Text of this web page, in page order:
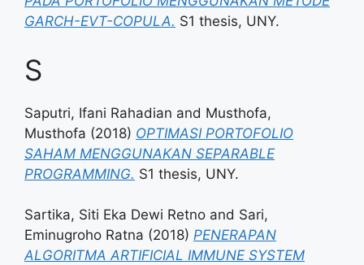
GARCH-EVT-COPULA. S1 thesis, UNY.
S
Saputri, Ifani Rahadian and Musthofa,
Musthofa (2018) OPTIMASI PORTOFOLIO
SAHAM MENGGUNAKAN SEPARABLE
PROGRAMMING. S1 thesis, UNY.
Sartika, Siti Eka Dewi Retno and Sari,
Eminugroho Ratna (2018) PENERAPAN
ALGORITMA ARTIFICIAL IMMUNE SYSTEM